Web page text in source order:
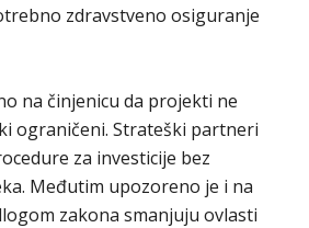
zdravstveno osiguranje
na činjenicu da projekti ne
ograničeni. Strateški partneri
za investicije bez
Međutim upozoreno je i na
zakona smanjuju ovlasti